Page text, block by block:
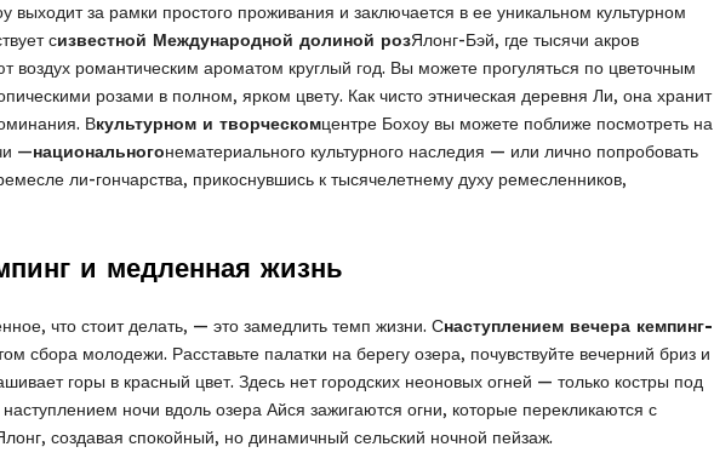
выходит за рамки простого проживания и заключается в ее уникальном культурном
сизвестной Международной долиной розЯлонг-Бэй, где тысячи акров
воздух романтическим ароматом круглый год. Вы можете прогуляться по цветочным
розами в полном, ярком цвету. Как чисто этническая деревня Ли, она хранит
Вкультурном и творческомцентре Бохоу вы можете поближе посмотреть на
—национальногонематериального культурного наследия — или лично попробовать
ли-гончарства, прикоснувшись к тысячелетнему духу ремесленников,
и медленная жизнь
что стоит делать, — это замедлить темп жизни. Снаступлением вечера кемпинг-
сбора молодежи. Расставьте палатки на берегу озера, почувствуйте вечерний бриз и
горы в красный цвет. Здесь нет городских неоновых огней — только костры под
ночи вдоль озера Айся зажигаются огни, которые перекликаются с
создавая спокойный, но динамичный сельский ночной пейзаж.